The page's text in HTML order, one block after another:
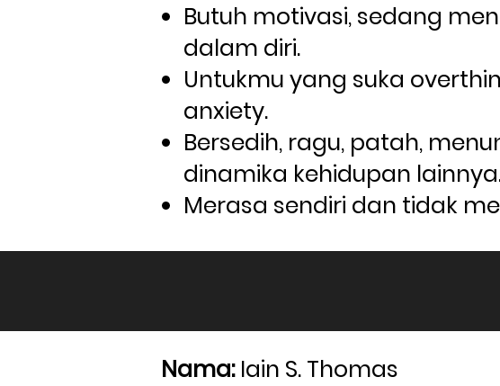
Butuh motivasi, sedang
dalam diri.
Untukmu yang suka
anxiety.
Bersedih, ragu, patah,
dinamika kehidupan
Merasa sendiri dan tidak
Nama: Iain S. Thomas